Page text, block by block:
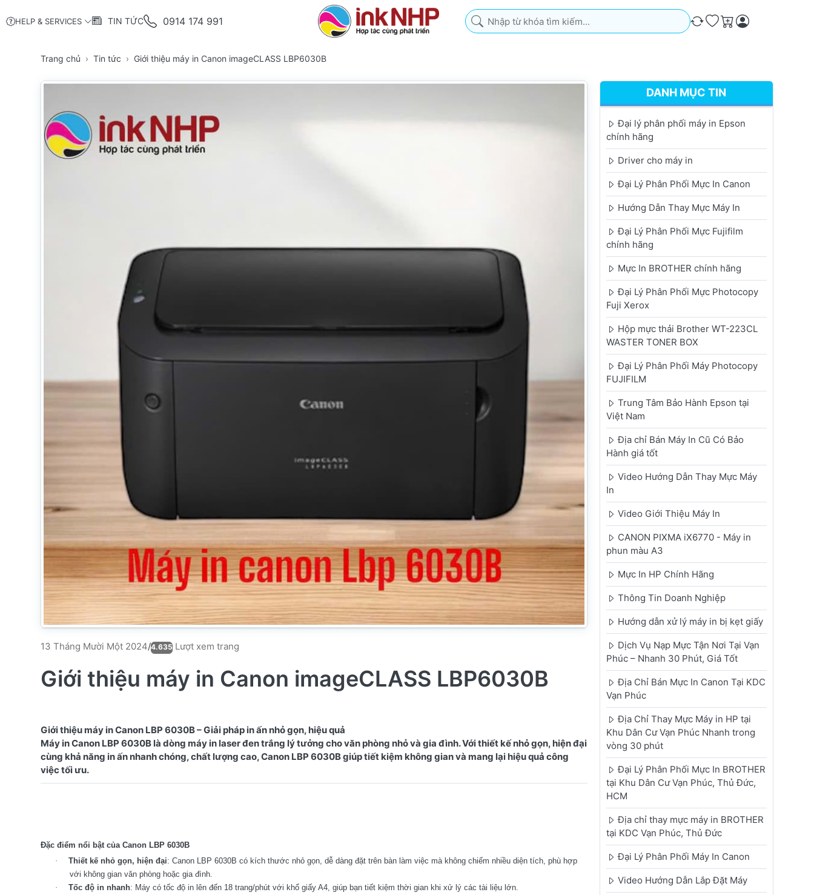
HELP & SERVICES TIN TỨC 0914 174 991
Nhập từ khóa tìm kiếm. Kết quả sẽ tự động xuất hiện khi bạn nhập. Nhấn phím
So sánh
Ưa thích
Giỏ hàng
Trang chủ Tin tức Giới thiệu máy in Canon imageCLASS LBP6030B
13 Tháng Mười Một 2024/4.635 Lượt xem trang
Giới thiệu máy in Canon imageCLASS LBP6030B
Giới thiệu máy in Canon LBP 6030B – Giải pháp in ấn nhỏ gọn, hiệu quả
Máy in Canon LBP 6030B là dòng máy in laser đen trắng lý tưởng cho văn phòng nhỏ và gia đình. Với thiết kế nhỏ gọn, hiện đại
cùng khả năng in ấn nhanh chóng, chất lượng cao, Canon LBP 6030B giúp tiết kiệm không gian và mang lại hiệu quả công
Đặc điểm nổi bật của Canon LBP 6030B
·
Thiết kế nhỏ gọn, hiện đại: Canon LBP 6030B có kích thước nhỏ gọn, dễ dàng đặt trên bàn làm việc mà không chiếm nhiều diện tích, phù hợp
với không gian văn phòng hoặc gia đình.
·
Tốc độ in nhanh: Máy có tốc độ in lên đến 18 trang/phút với khổ giấy A4, giúp bạn tiết kiệm thời gian khi xử lý các tài liệu lớn.
DANH MỤC TIN
Đại lý phân phối máy in Epson
chính hãng
Driver cho máy in
Đại Lý Phân Phối Mực In Canon
Hướng Dẫn Thay Mực Máy In
Đại Lý Phân Phối Mực Fujifilm
chính hãng
Mực In BROTHER chính hãng
Đại Lý Phân Phối Mực Photocopy
Fuji Xerox
Hộp mực thải Brother WT-223CL
WASTER TONER BOX
Đại Lý Phân Phối Máy Photocopy
FUJIFILM
Trung Tâm Bảo Hành Epson tại
Việt Nam
Địa chỉ Bán Máy In Cũ Có Bảo
Hành giá tốt
Video Hướng Dẫn Thay Mực Máy
In
Video Giới Thiệu Máy In
CANON PIXMA iX6770 - Máy in
phun màu A3
Mực In HP Chính Hãng
Thông Tin Doanh Nghiệp
Hướng dẫn xử lý máy in bị kẹt giấy
Dịch Vụ Nạp Mực Tận Nơi Tại Vạn
Phúc – Nhanh 30 Phút, Giá Tốt
Địa Chỉ Bán Mực In Canon Tại KDC
Vạn Phúc
Địa Chỉ Thay Mực Máy in HP tại
Khu Dân Cư Vạn Phúc Nhanh trong
vòng 30 phút
Đại Lý Phân Phối Mực In BROTHER
tại Khu Dân Cư Vạn Phúc, Thủ Đức,
HCM
Địa chỉ thay mực máy in BROTHER
tại KDC Vạn Phúc, Thủ Đức
Đại Lý Phân Phối Máy In Canon
Video Hướng Dẫn Lắp Đặt Máy